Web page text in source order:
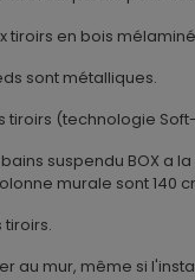
tiroirs en bois
sont métalliques.
tiroirs (technologie
suspendu BOX a
murale sont 140
tiroirs.
au mur, même si